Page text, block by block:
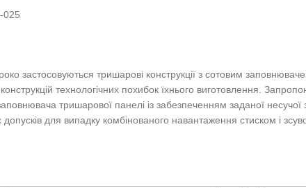
025
застосовуються тришарові конструкції з сотовим
технологічних похибок їхнього виготовлення.
тришарової панелі із забезпеченням заданої несучої
для випадку комбінованого навантаження стиском і